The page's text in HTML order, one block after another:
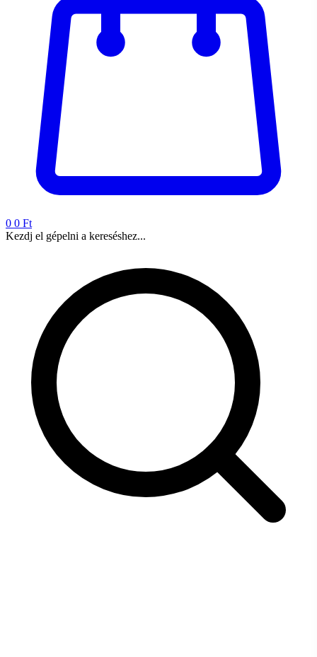
0 0 Ft
Kezdj el gépelni a kereséshez...